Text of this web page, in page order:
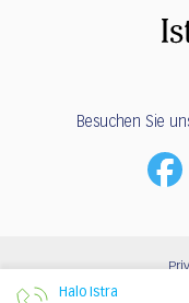
Besuchen Sie
Halo Istra